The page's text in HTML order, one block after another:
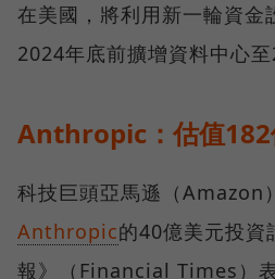
在美國，將利用新一輪資金
2024年底前擴增資料中心至
Anthropic：估值182
科技巨頭亞馬遜（Amazon
Anthropic的40億美元投資
報》（Financial Times）